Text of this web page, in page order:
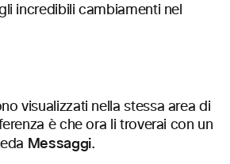
incredibili cambiamenti nel
visualizzati nella stessa area di
è che ora li troverai con un
Messaggi.